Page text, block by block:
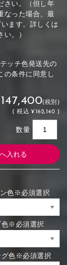
さい。（但し年
なった場合、最
ます。詳しくは
い。）
ッチ色発送先の
の条件に同意し
(税別)
(税込 ¥162,140 )
数量
色※必須選択
※必須選択
色※必須選択